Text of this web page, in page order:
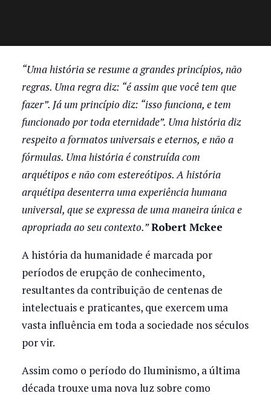
“Uma história se resume a grandes princípios, não
regras. Uma regra diz: “é assim que você tem que
fazer”. Já um princípio diz: “isso funciona, e tem
funcionado por toda eternidade”. Uma história diz
respeito a formatos universais e eternos, e não a
fórmulas. Uma história é construída com
arquétipos e não com estereótipos. A história
arquétipa desenterra uma experiência humana
universal, que se expressa de uma maneira única e
apropriada ao seu contexto.”Robert Mckee
A história da humanidade é marcada por
períodos de erupção de conhecimento,
resultantes da contribuição de centenas de
intelectuais e praticantes, que exercem uma
vasta influência em toda a sociedade nos séculos
por vir.
Assim como o período do Iluminismo, a última
década trouxe uma nova luz sobre como